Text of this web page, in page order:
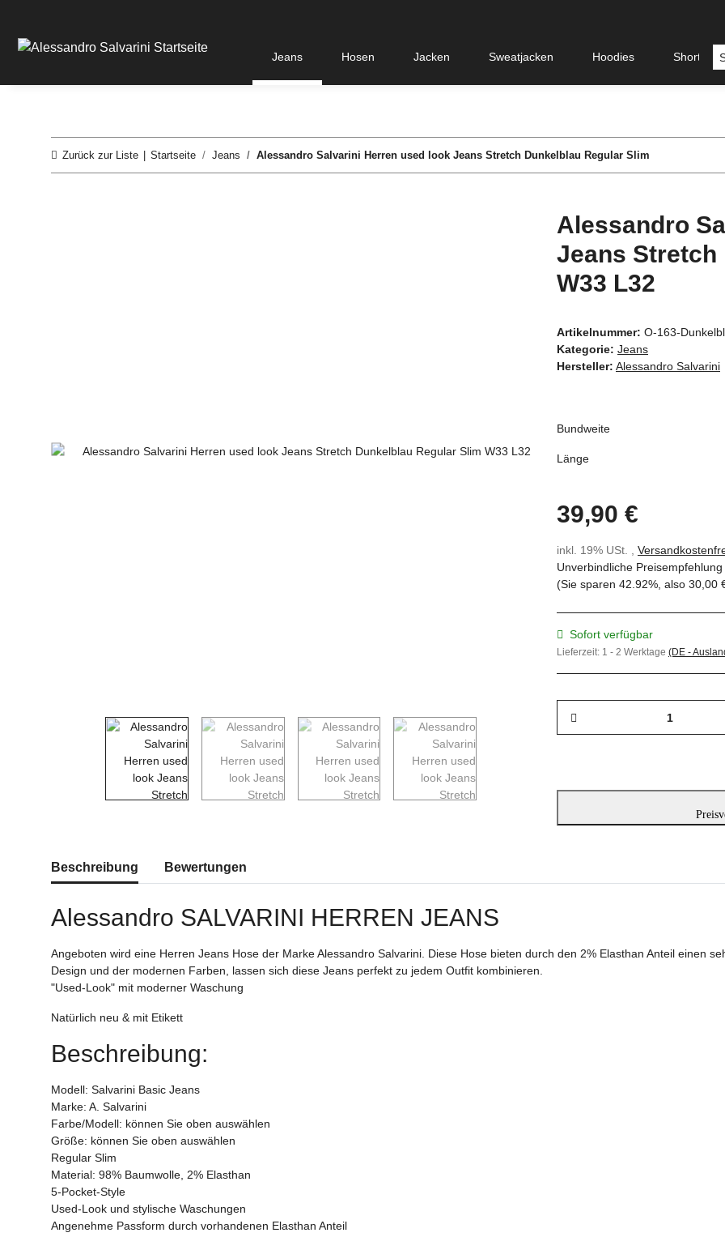
Jeans Hosen Jacken Sweatjacken Hoodies Shorts &
Zurück zur Liste Startseite Jeans Alessandro Salvarini Herren used look Jeans Stretch Dunkelblau Regular Slim
Alessandro
Jeans Stretch
W33 L32
Artikelnummer: O-163-
Kategorie: Jeans
Hersteller: Alessandro Salvarini
Bundweite
Länge
39,90 €
inkl. 19% USt. ,
Unverbindliche
(Sie sparen 42.92%, also 30,00
Sofort verfügbar
Lieferzeit: 1 - 2 Werktage (DE -
weitere Registerkarten anzeigen
Beschreibung Bewertungen
Alessandro SALVARINI HERREN JEANS
Angeboten wird eine Herren Jeans Hose der Marke Alessandro Salvarini. Diese Hose bieten durch den 2% Elasthan Anteil einen
Design und der modernen Farben, lassen sich diese Jeans perfekt zu jedem Outfit kombinieren.
"Used-Look" mit moderner Waschung
Natürlich neu & mit Etikett
Beschreibung:
Modell: Salvarini Basic Jeans
Marke: A. Salvarini
Farbe/Modell: können Sie oben auswählen
Größe: können Sie oben auswählen
Regular Slim
Material: 98% Baumwolle, 2% Elasthan
5-Pocket-Style
Used-Look und stylische Waschungen
Angenehme Passform durch vorhandenen Elasthan Anteil